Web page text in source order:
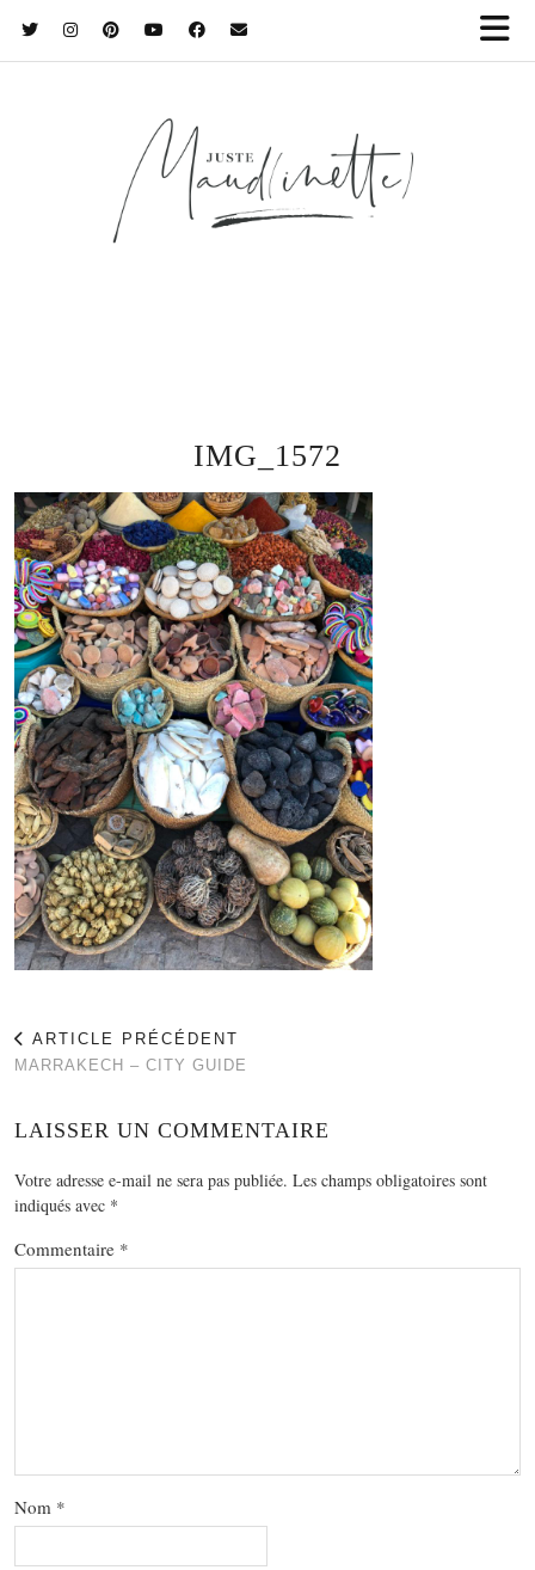
IMG_1572
ARTICLE PRÉCÉDENT
MARRAKECH – CITY GUIDE
LAISSER UN COMMENTAIRE
Votre adresse e-mail ne sera pas publiée. Les champs obligatoires sont
indiqués avec *
Commentaire *
Nom *